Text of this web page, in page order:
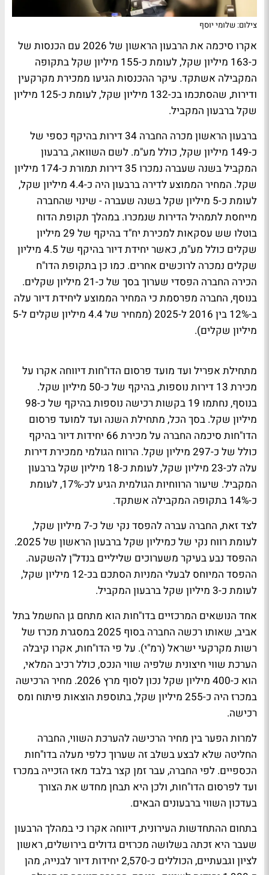
צילום: שלומי יוסף
אקרו סיכמה את הרבעון הראשון של 2026 עם הכנסות של
כ-163 מיליון שקל, לעומת כ-155 מיליון שקל בתקופה
המקבילה אשתקד. עיקר ההכנסות הגיעו ממכירת מקרקעין
ודירות, שהסתכמו בכ-132 מיליון שקל, לעומת כ-125 מיליון
שקל ברבעון המקביל.
ברבעון הראשון מכרה החברה 34 דירות בהיקף כספי של
כ-149 מיליון שקל, כולל מע"מ. לשם השוואה, ברבעון
המקביל בשנה שעברה נמכרו 35 דירות תמורת כ-174 מיליון
שקל. המחיר הממוצע לדירה ברבעון היה כ-4.4 מיליון שקל,
לעומת כ-5 מיליון שקל בשנה שעברה - שינוי שהחברה
מייחסת לתמהיל הדירות שנמכרו. במהלך תקופת הדוח
בוטלו שש עסקאות למכירת יח"ד בהיקף של 29 מיליון
שקלים כולל מע"מ, כאשר יחידת דיור בהיקף של 4.5 מיליון
שקלים נמכרה לרוכשים אחרים. כמו כן בתקופת הדו"ח
הכירה החברה הפסדי שערוך בסך של כ-21 מיליון שקלים.
בנוסף, החברה מפרסמת כי המחיר הממוצע ליחידת דיור עלה
ב-12% בין 2016 ל-2025 (ממחיר של 4.4 מיליון שקלים ל-5
מיליון שקלים).
מתחילת אפריל ועד מועד פרסום הדו"חות דיווחה אקרו על
מכירת 13 דירות נוספות, בהיקף של כ-50 מיליון שקל.
בנוסף, נחתמו 19 בקשות רכישה נוספות בהיקף של כ-98
מיליון שקל. בסך הכל, מתחילת השנה ועד למועד פרסום
הדו"חות סיכמה החברה על מכירת 66 יחידות דיור בהיקף
כולל של כ-297 מיליון שקל. הרווח הגולמי ממכירת דירות
עלה לכ-23 מיליון שקל, לעומת כ-18 מיליון שקל ברבעון
המקביל. שיעור הרווחיות הגולמית הגיע לכ-17%, לעומת
כ-14% בתקופה המקבילה אשתקד.
לצד זאת, החברה עברה להפסד נקי של כ-7 מיליון שקל,
לעומת רווח נקי של כמיליון שקל ברבעון הראשון של 2025.
ההפסד נבע בעיקר משערוכים שליליים בנדל"ן להשקעה.
ההפסד המיוחס לבעלי המניות הסתכם בכ-12 מיליון שקל,
לעומת כ-3 מיליון שקל ברבעון המקביל.
אחד הנושאים המרכזיים בדו"חות הוא מתחם גן החשמל בתל
אביב, שאותו רכשה החברה בסוף 2025 במסגרת מכרז של
רשות מקרקעי ישראל (רמ"י). על פי הדו"חות, אקרו קיבלה
הערכת שווי חיצונית שלפיה שווי הנכס, כולל רכיב המלאי,
הוא כ-400 מיליון שקל נכון לסוף מרץ 2026. מחיר הרכישה
במכרז היה כ-255 מיליון שקל, בתוספת הוצאות פיתוח ומס
רכישה.
למרות הפער בין מחיר הרכישה להערכת השווי, החברה
החליטה שלא לבצע בשלב זה שערוך כלפי מעלה בדו"חות
הכספיים. לפי החברה, עבר זמן קצר בלבד מאז הזכייה במכרז
ועד לפרסום הדו"חות, ולכן היא תבחן מחדש את הצורך
בעדכון השווי ברבעונים הבאים.
בתחום ההתחדשות העירונית, דיווחה אקרו כי במהלך הרבעון
שעבר היא זכתה בשלושה מכרזים גדולים בירושלים, ראשון
לציון וגבעתיים, הכוללים כ-2,570 יחידות דיור לבנייה, מהן